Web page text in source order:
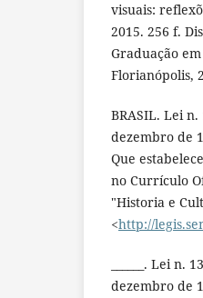
visuais:
2015. 256 f.
Graduação
Florianópolis,
BRASIL. Lei
dezembro de
Que
no Currículo
"Historia e
<http://
______. Lei
dezembro de